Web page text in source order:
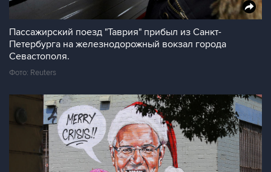
Пассажирский поезд "Таврия" прибыл из Санкт-
Петербурга на железнодорожный вокзал города
Севастополя.
Фото: Reuters